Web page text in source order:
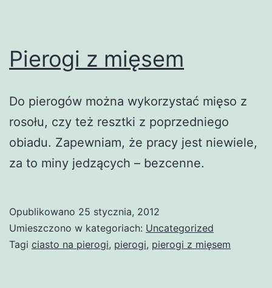
Pierogi z mięsem
Do pierogów można wykorzystać mięso z
rosołu, czy też resztki z poprzedniego
obiadu. Zapewniam, że pracy jest niewiele,
za to miny jedzących – bezcenne.
Opublikowano 25 stycznia, 2012
Umieszczono w kategoriach: Uncategorized
Tagi ciasto na pierogi, pierogi, pierogi z mięsem